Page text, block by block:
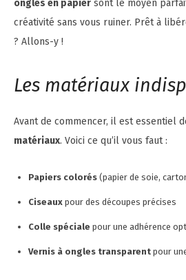
ongles en papier sont le moyen
créativité sans vous ruiner. Prêt à
? Allons-y !
Les matériaux
Avant de commencer, il est essentiel
matériaux. Voici ce qu’il vous faut :
Papiers colorés (papier de soie,
Ciseaux pour des découpes précises
Colle spéciale pour une adhérence
Vernis à ongles transparent pour